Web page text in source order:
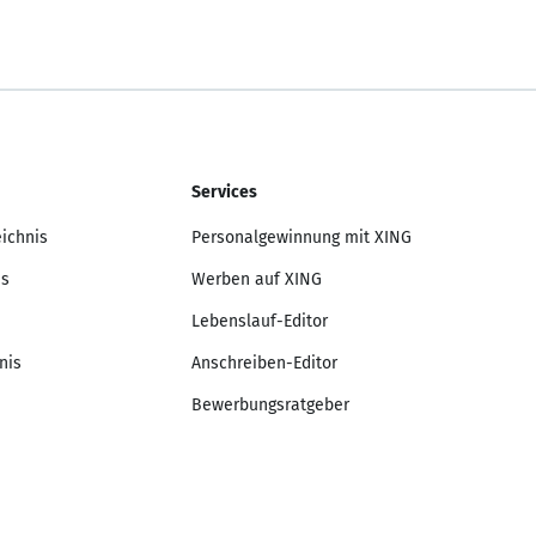
Services
Personalgewinnung mit XING
Werben auf XING
Lebenslauf-Editor
Anschreiben-Editor
Bewerbungsratgeber